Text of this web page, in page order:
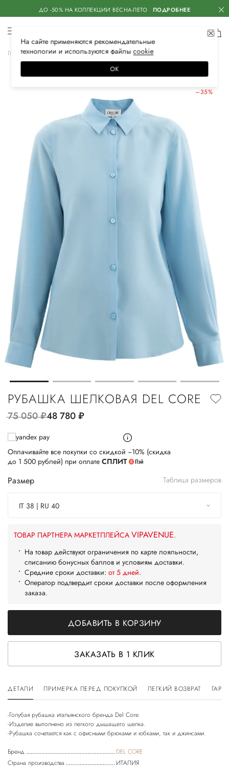
ДО -50% НА КОЛЛЕКЦИИ ВЕСНА-ЛЕТО ПОДРОБНЕЕ
Главная Женская Одежда Блузы и рубашки
–35%
РУБАШКА ШЕЛКОВАЯ DEL CORE
75 050руб.48 780руб.
Оплачивайте все покупки со скидкой −10% (скидка
до 1 500 рублей) при оплате СПЛИТ
Размер Таблица размеров
IT 38 | RU 40
ТОВАР ПАРТНЕРА МАРКЕТПЛЕЙСА VIPAVENUE.
На товар действуют ограничения по карте лояльности,
списанию бонусных баллов и условиям доставки.
Средние сроки доставки: от 5 дней.
Оператор подтвердит сроки доставки после оформления
заказа.
ДОБАВИТЬ В КОРЗИНУ
ЗАКАЗАТЬ В 1 КЛИК
ДЕТАЛИ ПРИМЕРКА ПЕРЕД ПОКУПКОЙ ЛЕГКИЙ ВОЗВРАТ
-Голубая рубашка итальянского бренда Del Core.
-Изделие выполнено из легкого дышащего шелка.
Бренд
DEL CORE
Страна производства
ИТАЛИЯ
На сайте применяются рекомендательные
технологии и используются файлысооkiе
ОК